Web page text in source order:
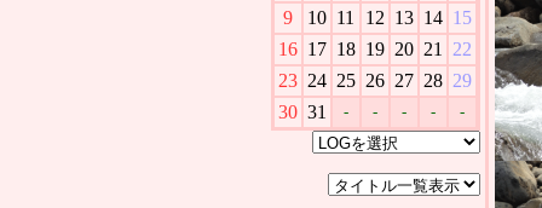
9
10 11 12 13 14 15
16 17 18 19 20 21
22
23 24 25 26 27 28 29
30 31 - - - - -